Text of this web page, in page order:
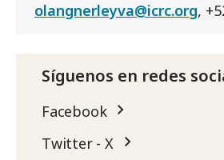
olangnerleyva@icrc.org,
Síguenos en redes
Facebook
Twitter - X